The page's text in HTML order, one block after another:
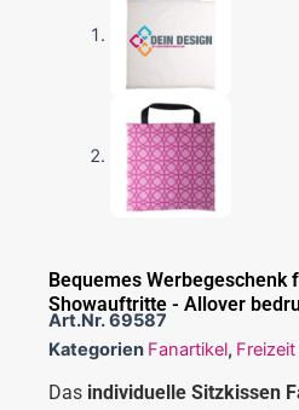
Bequemes Werbegeschenk
Showauftritte - Allover
Art.Nr.69587
Kategorien Fanartikel, Freizeit
Das individuelle Sitzkissen